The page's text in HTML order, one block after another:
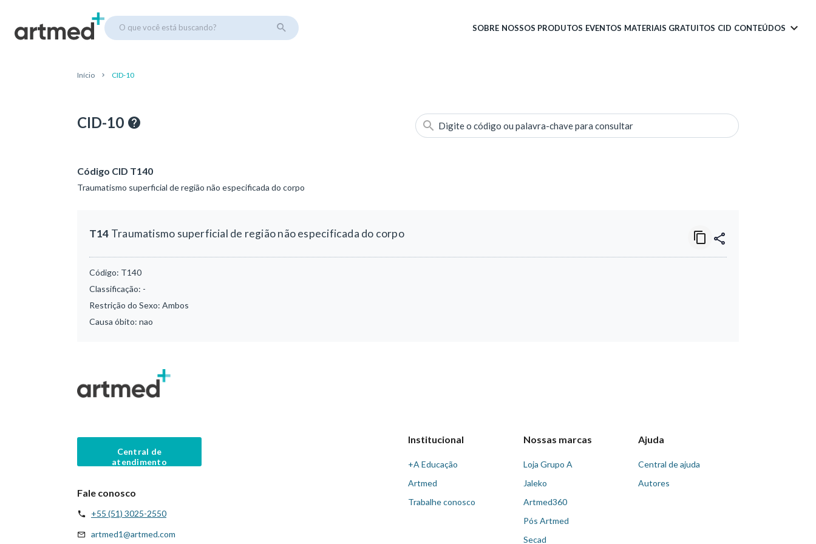
O que você está buscando? SOBRE NOSSOS PRODUTOS EVENTOS MATERIAIS GRATUITOS CID CONTEÚDOS
Início CID-10
CID-10 Digite o código ou palavra-chave para consultar
Código CID T140
Traumatismo superficial de região não especificada do corpo
T14 Traumatismo superficial de região não especificada do corpo
Código: T140
Classificação: -
Restrição do Sexo: Ambos
Causa óbito: nao
Central de
atendimento
Fale conosco
+55 (51) 3025-2550
artmed1@artmed.com
Institucional
+A Educação
Artmed
Trabalhe conosco
Nossas marcas
Loja Grupo A
Jaleko
Artmed360
Pós Artmed
Secad
Ajuda
Central de ajuda
Autores